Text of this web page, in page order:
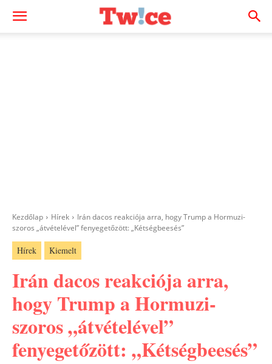
Kezdőlap Hírek
Irán dacos reakciója arra, hogy Trump a Hormuzi-
szoros „átvételével” fenyegetőzött: „Kétségbeesés”
Hírek Kiemelt
Irán dacos reakciója arra,
hogy Trump a Hormuzi-
szoros „átvételével”
fenyegetőzött: „Kétségbeesés”